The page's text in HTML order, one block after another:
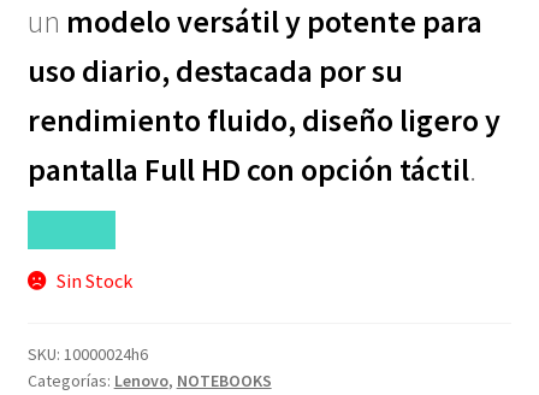
un modelo versátil y potente para
uso diario, destacada por su
rendimiento fluido, diseño ligero y
pantalla Full HD con opción táctil.
Sin Stock
SKU: 10000024h6
Categorías: Lenovo, NOTEBOOKS